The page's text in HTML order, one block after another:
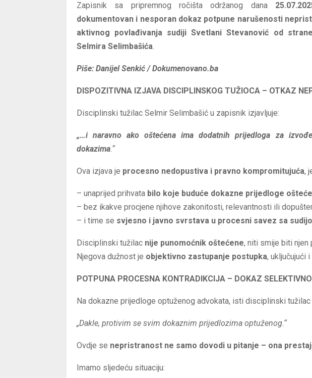
Zapisnik sa pripremnog ročišta održanog dana
dokumentovan i nesporan dokaz potpune narušenosti
aktivnog povlađivanja sudiji Svetlani Stevanović od
Selmira Selimbašića.
Piše: Danijel Senkić / Dokumenovano.ba
DISPOZITIVNA IZJAVA DISCIPLINSKOG TUŽIOCA – OTKAZ
Disciplinski tužilac Selmir Selimbašić u zapisnik izjavljuje:
„…i naravno ako oštećena ima dodatnih prijedloga za
dokazima.“
Ova izjava je procesno nedopustiva i pravno kompromitujuća,
– unaprijed prihvata bilo koje buduće dokazne prijedloge
– bez ikakve procjene njihove zakonitosti, relevantnosti ili
– i time se svjesno i javno svrstava u procesni savez sa
Disciplinski tužilac nije punomoćnik oštećene, niti smije biti njen
Njegova dužnost je objektivno zastupanje postupka, uključujući
POTPUNA PROCESNA KONTRADIKCIJA – DOKAZ
Na dokazne prijedloge optuženog advokata, isti disciplinski tužilac
„Dakle, protivim se svim dokaznim prijedlozima optuženog.“
Ovdje se nepristranost ne samo dovodi u pitanje – ona
Imamo sljedeću situaciju: